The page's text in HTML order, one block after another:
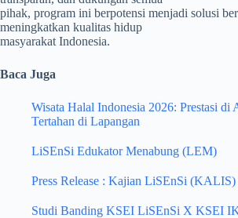
pihak, program ini berpotensi menjadi solusi
meningkatkan kualitas hidup
masyarakat Indonesia.
Baca Juga
Wisata Halal Indonesia 2026: Prestasi di
Tertahan di Lapangan
LiSEnSi Edukator Menabung (LEM)
Press Release : Kajian LiSEnSi (KALIS)
Studi Banding KSEI LiSEnSi X KSEI